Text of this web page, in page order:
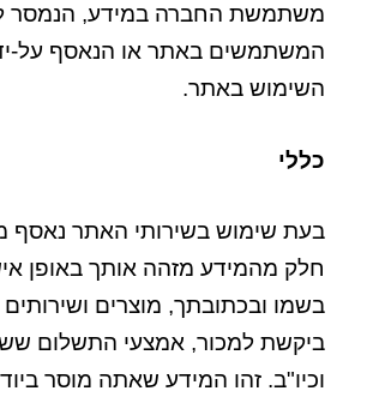
משתמשת החברה במידע, הנמסר
המשתמשים באתר או הנאסף על-
השימוש באתר.
כללי
בעת שימוש בשירותי האתר נאסף
חלק מהמידע מזהה אותך באופן
בשמו ובכתובתך, מוצרים
ביקשת למכור, אמצעי התשלום
וכיו"ב. זהו המידע שאתה מוסר